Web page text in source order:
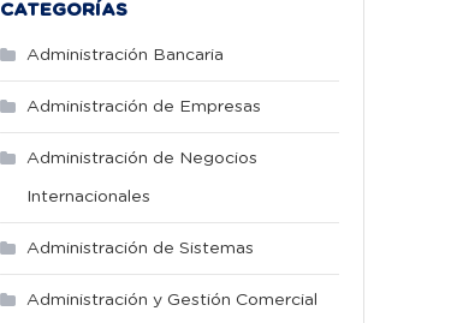
CATEGORÍAS
Administración Bancaria
Administración de Empresas
Administración de Negocios
Internacionales
Administración de Sistemas
Administración y Gestión Comercial